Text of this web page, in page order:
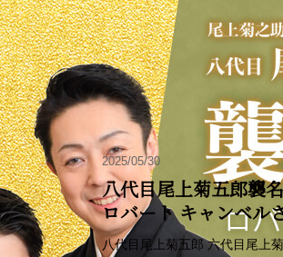
2025/05/30
八代目尾上菊五郎襲
ロバート キャンベ
八代目尾上菊五郎 六代目尾上